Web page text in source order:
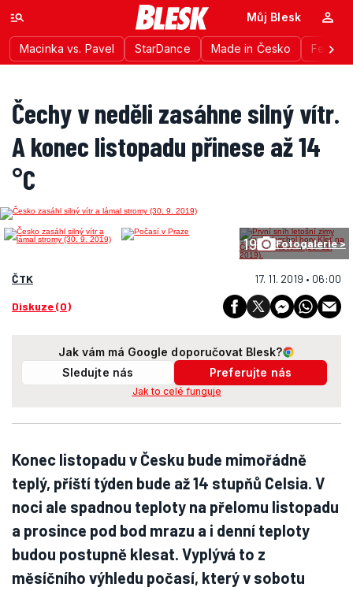
Macinka vs. Pavel StarDance Made in Česko
Můj Blesk
Čechy v neděli zasáhne silný vítr.
A konec listopadu přinese až 14
°C
19 Fotogalerie >
ČTK 17. 11. 2019 • 06:00
Diskuze (0)
Jak vám má Google doporučovat Blesk?
Sledujte nás
Preferujte nás
Jak to celé funguje
Konec listopadu v Česku bude mimořádně
teplý, příští týden bude až 14 stupňů Celsia. V
noci ale spadnou teploty na přelomu listopadu
a prosince pod bod mrazu a i denní teploty
budou postupně klesat. Vyplývá to z
měsíčního výhledu počasí, který v sobotu